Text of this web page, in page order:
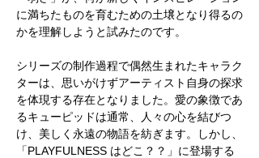
に満ちたものを育むための土壌となり得るの
かを理解しようと試みたのです。
シリーズの制作過程で偶然生まれたキャラク
ターは、思いがけずアーティスト自身の探求
を体現する存在となりました。愛の象徴であ
るキューピッドは通常、人々の心を結びつ
け、美しく永遠の物語を紡ぎます。しかし、
「PLAYFULNESS はどこ？？」に登場する